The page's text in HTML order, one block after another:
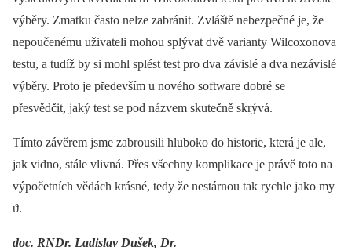
výběry. Zmatku často nelze zabránit. Zvláště nebezpečné je, že
nepoučenému uživateli mohou splývat dvě varianty Wilcoxonova
testu, a tudíž by si mohl splést test pro dva závislé a dva nezávislé
výběry. Proto je především u nového software dobré se
přesvědčit, jaký test se pod názvem skutečně skrývá.
Tímto závěrem jsme zabrousili hluboko do historie, která je ale,
jak vidno, stále vlivná. Přes všechny komplikace je právě toto na
výpočetních vědách krásné, tedy že nestárnou tak rychle jako my
ϑ.
doc. RNDr. Ladislav Dušek, Dr.